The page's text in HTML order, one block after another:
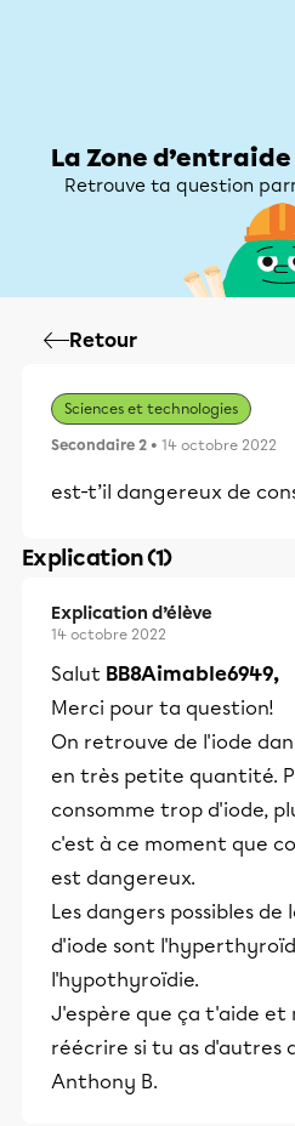
La Zone
Retrouve ta question
Retour
Sciences et technologies
Secondaire 2 • 14 octobre 2022
est-t’il dangereux de
Explication (1)
Explication d’élève
14 octobre 2022
Salut BB8Aimable6949,
Merci pour ta question!
On retrouve de l'iode
en très petite quantité.
consomme trop d'iode,
c'est à ce moment que
est dangereux.
Les dangers possibles
d'iode sont
l'hypothyroïdie.
J'espère que ça t'aide et
réécrire si tu as d'autres
Anthony B.